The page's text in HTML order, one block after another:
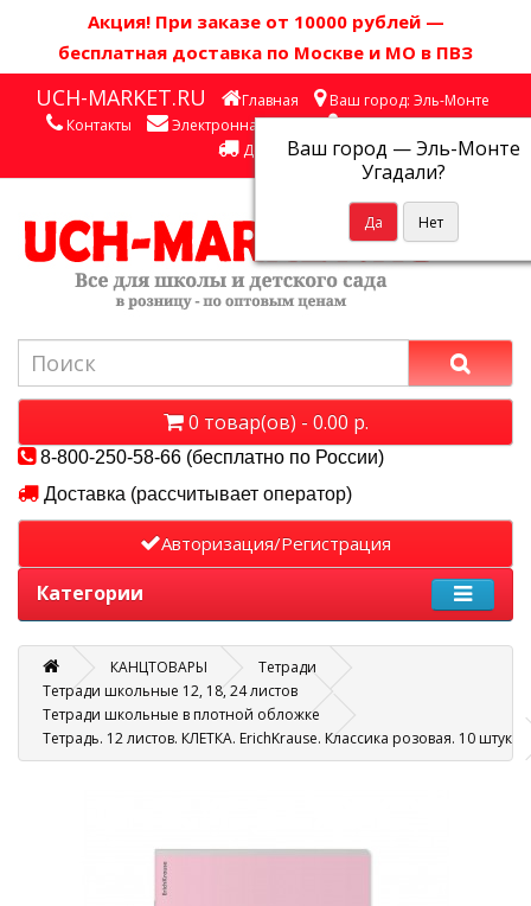
Акция! При заказе от 10000 рублей —
бесплатная доставка по Москве и МО в ПВЗ
UCH-MARKET.RU Главная Ваш город: Эль-Монте
Ваш город —Эль-Монте
Угадали?
Контакты Электронная почта
Личный кабинет
Доставка
0 товар(ов) - 0.00 р.
8-800-250-58-66 (бесплатно по России)
Доставка (рассчитывает оператор)
Авторизация/Регистрация
Категории
КАНЦТОВАРЫ
Тетради
Тетради школьные 12, 18, 24 листов
Тетради школьные в плотной обложке
Тетрадь. 12 листов. КЛЕТКА. ErichKrause. Классика розовая. 10 штук